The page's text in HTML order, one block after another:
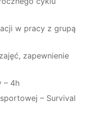
w pracy z grupą
zapewnienie
– 4h
– Survival